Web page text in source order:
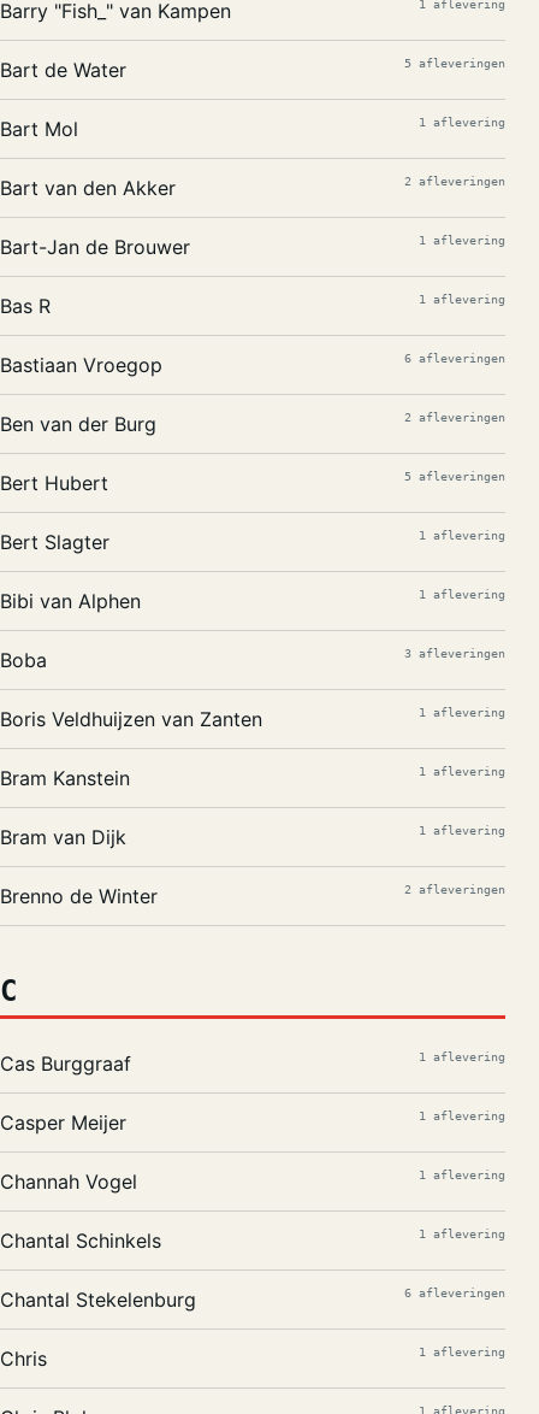
Barry "Fish_" van Kampen 1 aflevering
Bart de Water 5 afleveringen
Bart Mol 1 aflevering
Bart van den Akker 2 afleveringen
Bart-Jan de Brouwer 1 aflevering
Bas R 1 aflevering
Bastiaan Vroegop 6 afleveringen
Ben van der Burg 2 afleveringen
Bert Hubert 5 afleveringen
Bert Slagter 1 aflevering
Bibi van Alphen 1 aflevering
Boba 3 afleveringen
Boris Veldhuijzen van Zanten 1 aflevering
Bram Kanstein 1 aflevering
Bram van Dijk 1 aflevering
Brenno de Winter 2 afleveringen
C
Cas Burggraaf 1 aflevering
Casper Meijer 1 aflevering
Channah Vogel 1 aflevering
Chantal Schinkels 1 aflevering
Chantal Stekelenburg 6 afleveringen
Chris 1 aflevering
1 aflevering